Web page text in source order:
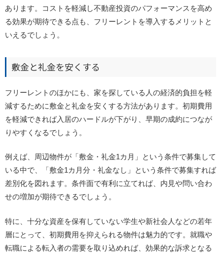
あります。コストを軽減し不動産投資のパフォーマンスを高め
る効果が期待できる点も、フリーレントを導入するメリットと
いえるでしょう。
敷金と礼金を安くする
フリーレントのほかにも、家を探している人の経済的負担を軽
減するために敷金と礼金を安くする方法があります。初期費用
を軽減できれば入居のハードルが下がり、早期の成約につなが
りやすくなるでしょう。
例えば、周辺物件が「敷金・礼金1カ月」という条件で募集して
いる中で、「敷金1カ月分・礼金なし」という条件で募集すれば
差別化を図れます。条件面で有利に立てれば、内見や問い合わ
せの増加が期待できるでしょう。
特に、十分な資産を保有していない学生や新社会人などの若年
層にとって、初期費用を抑えられる物件は魅力的です。就職や
転職による転入者の需要を取り込めれば、効果的な訴求となる